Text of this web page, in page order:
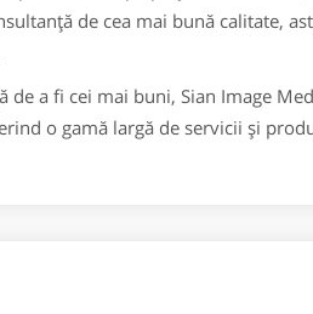
de cea mai bună calitate,
de a fi cei mai buni, Sian Image
o gamă largă de servicii și